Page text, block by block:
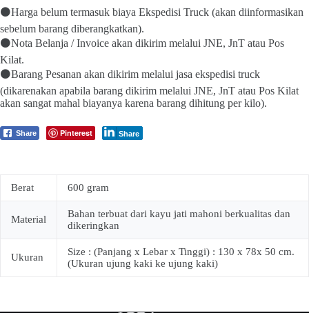
⚫Harga belum termasuk biaya Ekspedisi Truck (akan diinformasikan
sebelum barang diberangkatkan).
⚫Nota Belanja / Invoice akan dikirim melalui JNE, JnT atau Pos
Kilat.
⚫Barang Pesanan akan dikirim melalui jasa ekspedisi truck
(dikarenakan apabila barang dikirim melalui JNE, JnT atau Pos Kilat
akan sangat mahal biayanya karena barang dihitung per kilo).
Share Pinterest Share
Berat 600 gram
Material
Bahan terbuat dari kayu jati mahoni berkualitas dan
dikeringkan
Ukuran
Size : (Panjang x Lebar x Tinggi) : 130 x 78x 50 cm.
(Ukuran ujung kaki ke ujung kaki)